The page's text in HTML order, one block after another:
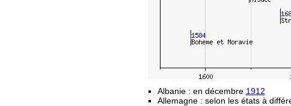
Albanie : en décembre 1912
Allemagne : selon les états à